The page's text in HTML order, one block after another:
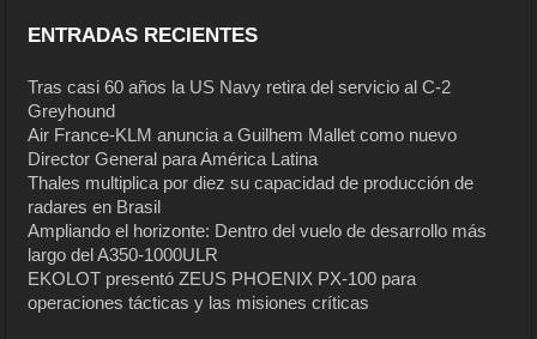
ENTRADAS RECIENTES
Tras casi 60 años la US Navy retira del servicio al C-2
Greyhound
Air France-KLM anuncia a Guilhem Mallet como nuevo
Director General para América Latina
Thales multiplica por diez su capacidad de producción de
radares en Brasil
Ampliando el horizonte: Dentro del vuelo de desarrollo más
largo del A350-1000ULR
EKOLOT presentó ZEUS PHOENIX PX-100 para
operaciones tácticas y las misiones críticas